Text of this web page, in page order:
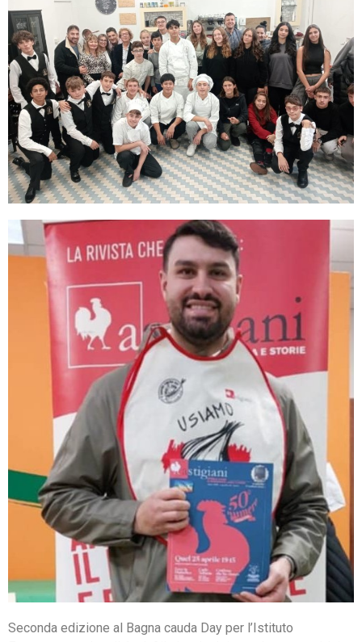
Seconda edizione al Bagna cauda Day per l’Istituto